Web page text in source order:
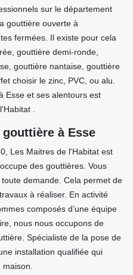
sur le département
gouttière ouverte à
fermées. Il existe pour cela
gouttière demi-ronde,
gouttière nantaise, gouttière
choisir le zinc, PVC, ou alu.
Esse et ses alentours est
.
à Esse
Les Maitres de l'Habitat est
des gouttières. Vous
demande. Cela permet de
à réaliser. En activité
composés d’une équipe
nous nous occupons de
Spécialiste de la pose de
installation qualifiée qui